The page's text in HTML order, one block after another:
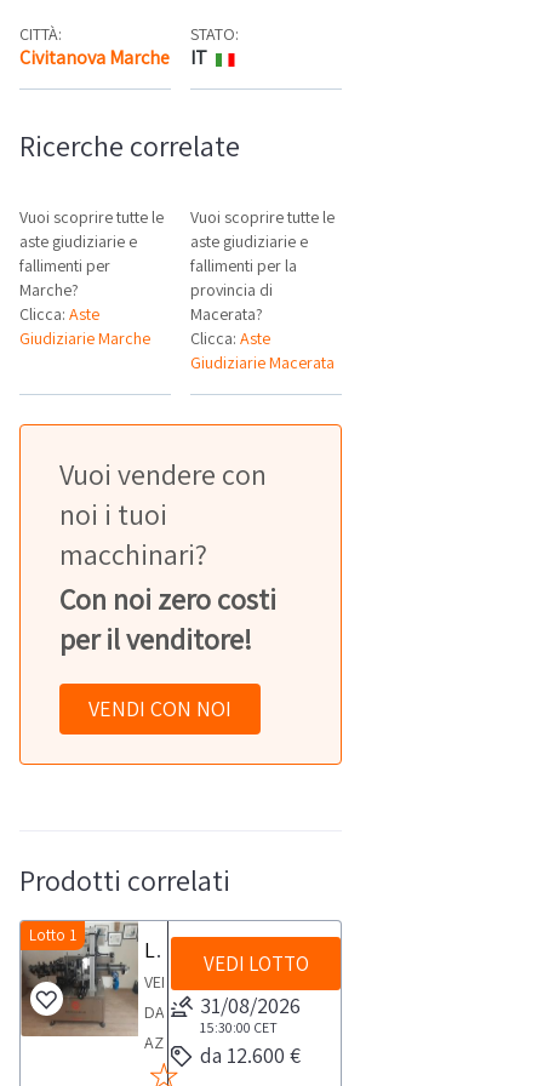
CITTÀ:
Civitanova Marche Mappa
STATO:
IT
Ricerche correlate
Vuoi scoprire tutte le
aste giudiziarie e
fallimenti per
Marche?
Clicca: Aste
Giudiziarie Marche
Vuoi scoprire tutte le
aste giudiziarie e
fallimenti per la
provincia di
Macerata?
Clicca:Aste
Giudiziarie Macerata
Vuoi vendere con
noi i tuoi
macchinari?
Con noi zero costi
per il venditore!
VENDI CON NOI
Prodotti correlati
Lotto 1
Linea di etichettatura Epackaging Saturno 2T Full
VENDITA
DA
AZIENDA
ATTIVA
VEDI LOTTO
31/08/2026
15:30:00 CET
da 12.600 €